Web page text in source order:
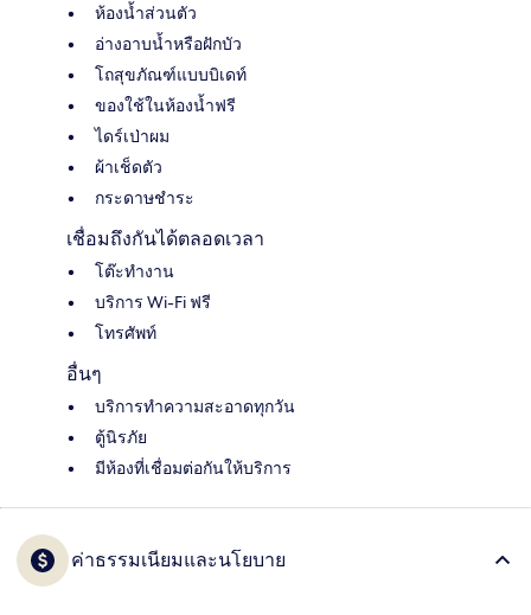
ห้องน้ำส่วนตัว
อ่างอาบน้ำหรือฝักบัว
โถสุขภัณฑ์แบบบิเดท์
ของใช้ในห้องน้ำฟรี
ไดร์เป่าผม
ผ้าเช็ดตัว
กระดาษชำระ
เชื่อมถึงกันได้ตลอดเวลา
โต๊ะทำงาน
บริการ Wi-Fi ฟรี
โทรศัพท์
อื่นๆ
บริการทำความสะอาดทุกวัน
ตู้นิรภัย
มีห้องที่เชื่อมต่อกันให้บริการ
ค่าธรรมเนียมและนโยบาย